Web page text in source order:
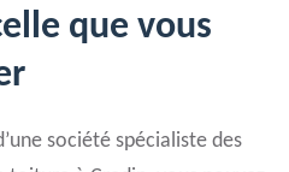
que vous
société spécialiste des